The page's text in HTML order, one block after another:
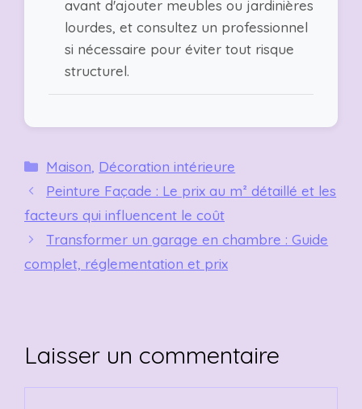
avant d'ajouter meubles ou jardinières
lourdes, et consultez un professionnel
si nécessaire pour éviter tout risque
structurel.
Catégories
Maison Décoration intérieure
Peinture Façade : Le prix au m² détaillé et les
facteurs qui influencent le coût
Transformer un garage en chambre : Guide
complet, réglementation et prix
Laisser un commentaire